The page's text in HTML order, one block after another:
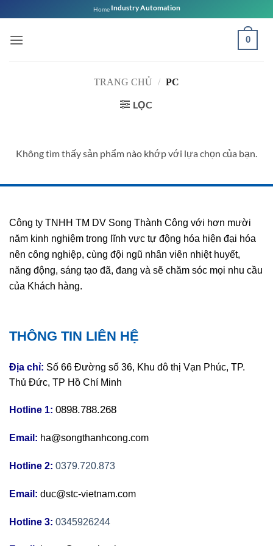
qua
nội
Home Industry Automation
0
TRANG CHỦ / PC
LỌC
Không tìm thấy sản phẩm nào khớp với lựa chọn của bạn.
Công ty TNHH TM DV Song Thành Công với hơn mười
năm kinh nghiệm trong lĩnh vực tự động hóa hiện đại hóa
nên công nghiệp, cùng đội ngũ nhân viên nhiệt huyết,
năng động, sáng tạo đã, đang và sẽ chăm sóc mọi nhu cầu
của Khách hàng.
THÔNG TIN LIÊN HỆ
Địa chỉ: Số 66 Đường số 36, Khu đô thị Vạn Phúc, TP.
Thủ Đức, TP Hồ Chí Minh
Hotline 1: 0898.788.268
Email: ha@songthanhcong.com
Hotline 2: 0379.720.873
Email: duc@stc-vietnam.com
Hotline 3: 0345926244